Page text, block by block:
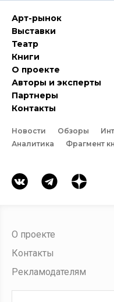
Арт-рынок
Выставки
Театр
Книги
О проекте
Авторы и эксперты
Партнеры
Контакты
Новости Обзоры
Аналитика
Фрагмент
О проекте
Контакты
Рекламодателям